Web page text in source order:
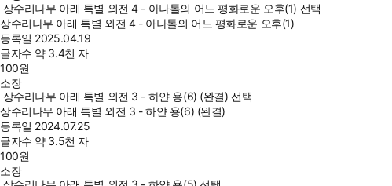
상수리나무 아래 특별 외전 4 - 아나톨의 어느 평화로운 오후(1) 선택
상수리나무 아래 특별 외전 4 - 아나톨의 어느 평화로운 오후(1)
등록일 2025.04.19
글자수 약 3.4천 자
100원
소장
상수리나무 아래 특별 외전 3 - 하얀 용(6) (완결) 선택
상수리나무 아래 특별 외전 3 - 하얀 용(6) (완결)
등록일 2024.07.25
글자수 약 3.5천 자
100원
소장